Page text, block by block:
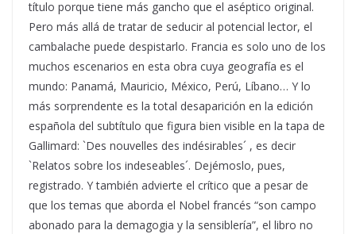
título porque tiene más gancho que el aséptico original.
Pero más allá de tratar de seducir al potencial lector, el
cambalache puede despistarlo. Francia es solo uno de los
muchos escenarios en esta obra cuya geografía es el
mundo: Panamá, Mauricio, México, Perú, Líbano… Y lo
más sorprendente es la total desaparición en la edición
española del subtítulo que figura bien visible en la tapa de
Gallimard: `Des nouvelles des indésirables´ , es decir
`Relatos sobre los indeseables´. Dejémoslo, pues,
registrado. Y también advierte el crítico que a pesar de
que los temas que aborda el Nobel francés “son campo
abonado para la demagogia y la sensiblería”, el libro no